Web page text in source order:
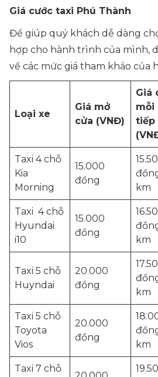
Giá cước taxi Phú Thành
Để giúp quý khách dễ dàng
hợp cho hành trình của mình,
về các mức giá tham khảo của
Loại xe
Giá mở
cửa (VNĐ)
Giá
mỗi
tiếp
Taxi 4 chỗ
Kia
Morning
15.000
đồng
km
Taxi 4 chỗ
Hyundai
i10
15.000
đồng
km
Taxi 5 chỗ
Huyndai
20.000
đồng
km
Taxi 5 chỗ
Toyota
Vios
20.000
đồng
km
Taxi 7 chỗ